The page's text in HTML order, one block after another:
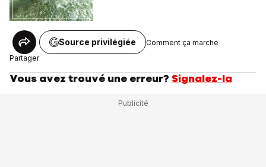
Partager
Source privilégiée Comment ça marche
Vous avez trouvé une erreur? Signalez-la